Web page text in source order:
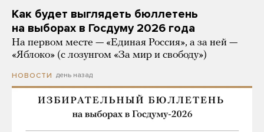
Как будет выглядеть бюллетень
на выборах в Госдуму 2026 года
На первом месте — «Единая Россия», а за ней —
«Яблоко» (с лозунгом «За мир и свободу»)
НОВОСТИ день назад